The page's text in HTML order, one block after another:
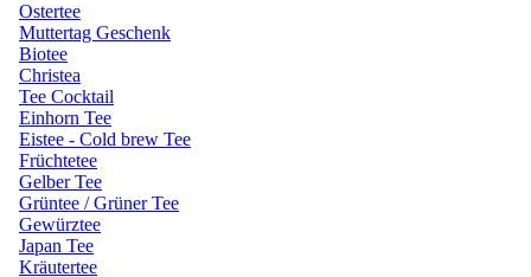
Ostertee
Muttertag Geschenk
Biotee
Christea
Tee Cocktail
Einhorn Tee
Eistee - Cold brew Tee
Früchtetee
Gelber Tee
Grüntee / Grüner Tee
Gewürztee
Japan Tee
Kräutertee